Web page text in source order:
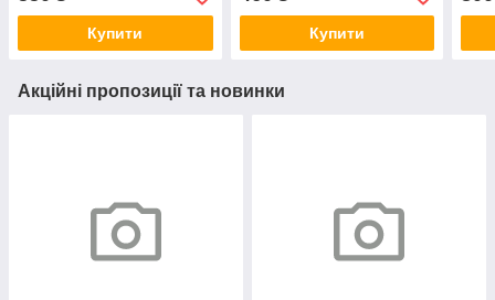
Купити
комплектующие)
Купити
Акційні пропозиції та новинки